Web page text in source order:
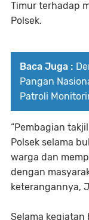
Timur terhadap
Polsek.
Baca Juga :
Pangan
Patroli
“Pembagian
Polsek selama
warga dan
dengan
keterangannya,
Selama